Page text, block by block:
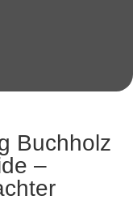
Buchholz
–